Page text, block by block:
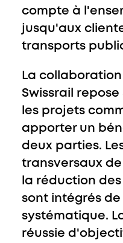
compte à
jusqu'aux
transports
La collaboration
Swissrail
les projets
apporter un
deux parties.
transversaux
la réduction
sont intégrés
systématique.
réussie